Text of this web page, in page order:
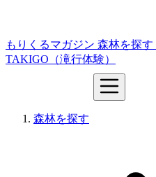
もりくるマガジン 森林を探す
TAKIGO（滝行体験）
森林を探す